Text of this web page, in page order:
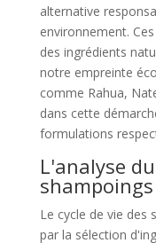
alternative
environnement.
des ingrédients
notre empreinte
comme Rahua,
dans cette
formulations
L'analyse
Le cycle de vie des
par la sélection